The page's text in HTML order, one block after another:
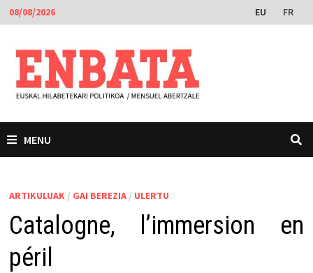
Skip
to
content
08/08/2026 EU FR
MENU
ARTIKULUAK / GAI BEREZIA/ ULERTU
Catalogne, l’immersion en
péril